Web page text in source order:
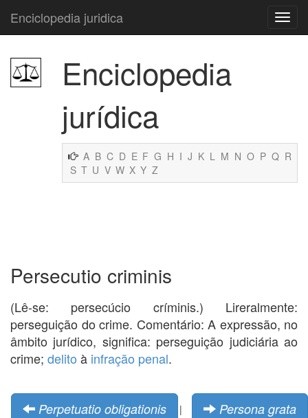
Enciclopedia juridica
Enciclopedia
jurídica
A B C D E F G H I J K L M N O P Q R
S T U V W X Y Z
Persecutio criminis
(Lê-se: persecúcio críminis.) Lireralmente:
perseguição do crime. Comentário: A expressão, no
âmbito jurídico, significa: perseguição judiciária ao
crime; delito à infração penal.
Perpetuatio obligationis | Persona grata